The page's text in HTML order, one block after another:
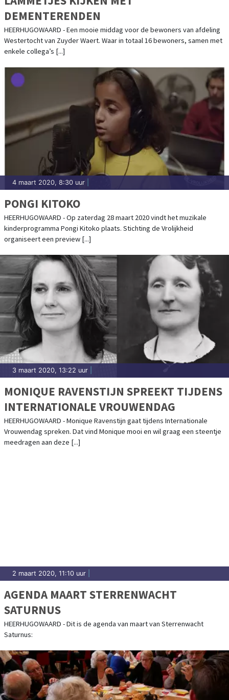
DEMENTERENDEN
HEERHUGOWAARD - Een mooie middag voor de bewoners van afdeling
Westertocht van Zuyder Waert. Waar in totaal 16 bewoners, samen met
enkele collega’s [...]
4 maart 2020, 8:30 uur
PONGI KITOKO
HEERHUGOWAARD - Op zaterdag 28 maart 2020 vindt het muzikale
kinderprogramma Pongi Kitoko plaats. Stichting de Vrolijkheid
organiseert een preview [...]
3 maart 2020, 13:22 uur
MONIQUE RAVENSTIJN SPREEKT TIJDENS
INTERNATIONALE VROUWENDAG
HEERHUGOWAARD - Monique Ravenstijn gaat tijdens Internationale
Vrouwendag spreken. Dat vind Monique mooi en wil graag een steentje
meedragen aan deze [...]
2 maart 2020, 11:10 uur
AGENDA MAART STERRENWACHT
SATURNUS
HEERHUGOWAARD - Dit is de agenda van maart van Sterrenwacht
Saturnus: